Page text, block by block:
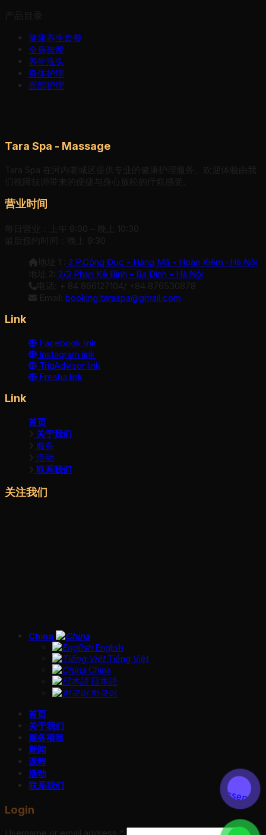
产品目录
健康养生套餐
全身按摩
养生洗头
身体护理
面部护理
Tara Spa - Massage
Tara Spa 在河内老城区提供专业的健康护理服务。欢迎体验由我
们视障技师带来的便捷与身心放松的疗愈感受。
营业时间
每日营业：上午 9:00 – 晚上 10:30
最后预约时间：晚上 9:30
地址 1 :
2 P.Cổng Đục - Hàng Mã - Hoàn Kiếm -Hà Nội
地址 2: 2/3 Phan Kế Bính - Ba Đình - Hà Nội
电话: + 84 866127104/ +84 876530878
Email: booking.taraspa@gmail.com
Link
Facebook link
Instagram link
TripAdvisor link
Fresha link
Link
首页
关于我们
服务
活动
联系我们
关注我们
China
English
Tiếng Việt
China
日本語
한국어
首页
关于我们
服务项目
新闻
课程
活动
联系我们
Login